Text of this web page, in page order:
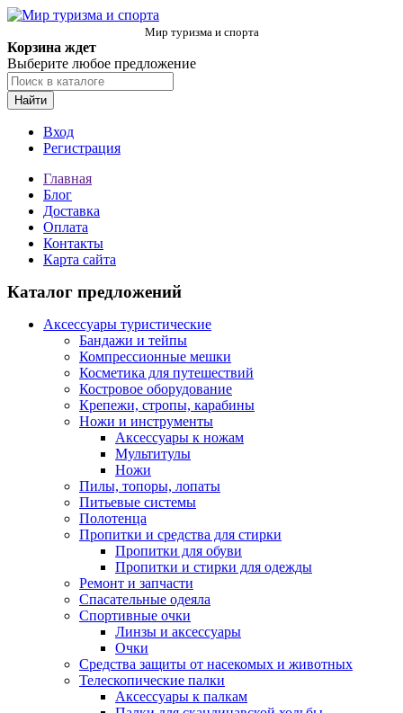
Мир туризма и спорта
Корзина ждет
Выберите любое предложение
Найти
Вход
Регистрация
Главная
Блог
Доставка
Оплата
Контакты
Карта сайта
Каталог предложений
Аксессуары туристические
Бандажи и тейпы
Компрессионные мешки
Косметика для путешествий
Костровое оборудование
Крепежи, стропы, карабины
Ножи и инструменты
Аксессуары к ножам
Мультитулы
Ножи
Пилы, топоры, лопаты
Питьевые системы
Полотенца
Пропитки и средства для стирки
Пропитки для обуви
Пропитки и стирки для одежды
Ремонт и запчасти
Спасательные одеяла
Спортивные очки
Линзы и аксессуары
Очки
Средства защиты от насекомых и животных
Телескопические палки
Аксессуары к палкам